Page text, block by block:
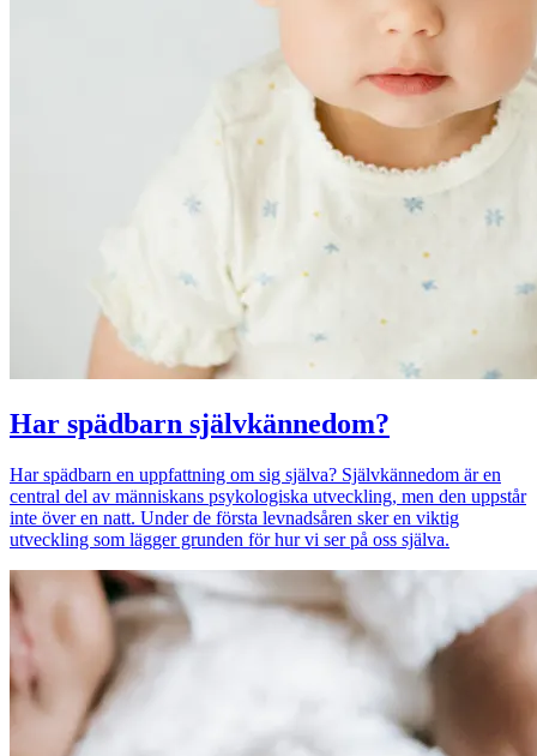
Har spädbarn självkännedom?
Har spädbarn en uppfattning om sig själva? Självkännedom är en
central del av människans psykologiska utveckling, men den uppstår
inte över en natt. Under de första levnadsåren sker en viktig
utveckling som lägger grunden för hur vi ser på oss själva.